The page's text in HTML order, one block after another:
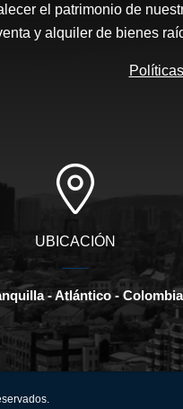
el patrimonio de
y alquiler de bienes
UBICACIÓN
- Atlántico - Colombia